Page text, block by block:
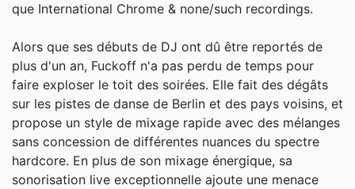
que International Chrome & none/such recordings.
Alors que ses débuts de DJ ont dû être reportés de
plus d'un an, Fuckoff n'a pas perdu de temps pour
faire exploser le toit des soirées. Elle fait des dégâts
sur les pistes de danse de Berlin et des pays voisins, et
propose un style de mixage rapide avec des mélanges
sans concession de différentes nuances du spectre
hardcore. En plus de son mixage énergique, sa
sonorisation live exceptionnelle ajoute une menace